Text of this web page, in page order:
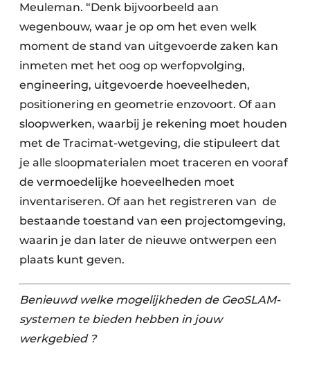
Meuleman. “Denk bijvoorbeeld aan
wegenbouw, waar je op om het even welk
moment de stand van uitgevoerde zaken kan
inmeten met het oog op werfopvolging,
engineering, uitgevoerde hoeveelheden,
positionering en geometrie enzovoort. Of aan
sloopwerken, waarbij je rekening moet houden
met de Tracimat-wetgeving, die stipuleert dat
je alle sloopmaterialen moet traceren en vooraf
de vermoedelijke hoeveelheden moet
inventariseren. Of aan het registreren van de
bestaande toestand van een projectomgeving,
waarin je dan later de nieuwe ontwerpen een
plaats kunt geven.
Benieuwd welke mogelijkheden de GeoSLAM-
systemen te bieden hebben in jouw
werkgebied ?